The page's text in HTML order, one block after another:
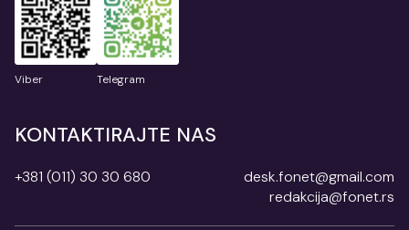
Viber Telegram
KONTAKTIRAJTE NAS
+381 (011) 30 30 680
desk.fonet@gmail.com
redakcija@fonet.rs